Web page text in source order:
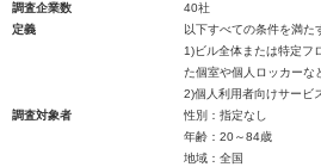
調査企業数
40社
定義
以下すべての条件を満た
1)ビル全体または特定フ
た個室や個人ロッカーな
2)個人利用者向けサービ
調査対象者
性別：指定なし
年齢：20～84歳
地域：全国